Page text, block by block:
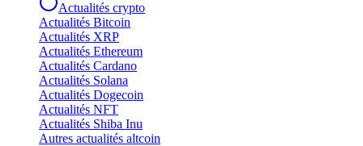
Actualités crypto
Actualités Bitcoin
Actualités XRP
Actualités Ethereum
Actualités Cardano
Actualités Solana
Actualités Dogecoin
Actualités NFT
Actualités Shiba Inu
Autres actualités altcoin